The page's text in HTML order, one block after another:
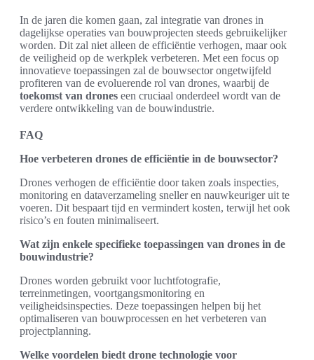
In de jaren die komen gaan, zal integratie van drones in
dagelijkse operaties van bouwprojecten steeds gebruikelijker
worden. Dit zal niet alleen de efficiëntie verhogen, maar ook
de veiligheid op de werkplek verbeteren. Met een focus op
innovatieve toepassingen zal de bouwsector ongetwijfeld
profiteren van de evoluerende rol van drones, waarbij de
toekomst van drones een cruciaal onderdeel wordt van de
verdere ontwikkeling van de bouwindustrie.
FAQ
Hoe verbeteren drones de efficiëntie in de bouwsector?
Drones verhogen de efficiëntie door taken zoals inspecties,
monitoring en dataverzameling sneller en nauwkeuriger uit te
voeren. Dit bespaart tijd en vermindert kosten, terwijl het ook
risico’s en fouten minimaliseert.
Wat zijn enkele specifieke toepassingen van drones in de
bouwindustrie?
Drones worden gebruikt voor luchtfotografie,
terreinmetingen, voortgangsmonitoring en
veiligheidsinspecties. Deze toepassingen helpen bij het
optimaliseren van bouwprocessen en het verbeteren van
projectplanning.
Welke voordelen biedt drone technologie voor